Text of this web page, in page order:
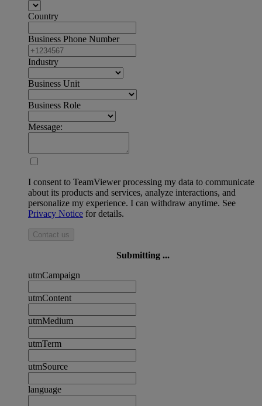
Country
Business Phone Number
Industry
Business Unit
Business Role
Message:
I consent to TeamViewer processing my data to communicate
about its products and services, analyze interactions, and
personalize my experience. I can withdraw anytime. See
Privacy Notice for details.
Contact us
Submitting ...
utmCampaign
utmContent
utmMedium
utmTerm
utmSource
language